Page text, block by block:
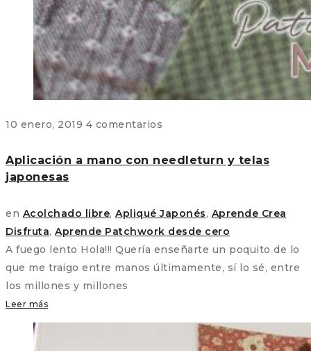
10 enero, 2019 4 comentarios
Aplicación a mano con needleturn y telas
japonesas
en Acolchado libre, Apliqué Japonés, Aprende Crea
Disfruta, Aprende Patchwork desde cero
A fuego lento Hola!!! Quería enseñarte un poquito de lo
que me traigo entre manos últimamente, sí lo sé, entre
los millones y millones
Leer más